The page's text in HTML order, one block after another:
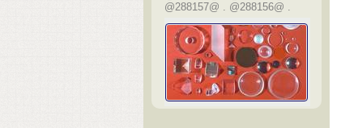
@288157@ . @288156@ .